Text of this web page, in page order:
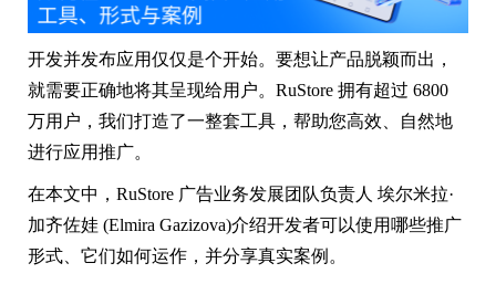
开发并发布应用仅仅是个开始。要想让产品脱颖而出，
就需要正确地将其呈现给用户。RuStore 拥有超过 6800
万用户，我们打造了一整套工具，帮助您高效、自然地
进行应用推广。
在本文中，RuStore 广告业务发展团队负责人 埃尔米拉·
加齐佐娃 (Elmira Gazizova)介绍开发者可以使用哪些推广
形式、它们如何运作，并分享真实案例。